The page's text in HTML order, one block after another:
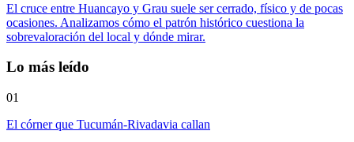
El cruce entre Huancayo y Grau suele ser cerrado, físico y de pocas
ocasiones. Analizamos cómo el patrón histórico cuestiona la
sobrevaloración del local y dónde mirar.
Lo más leído
01
El córner que Tucumán-Rivadavia callan